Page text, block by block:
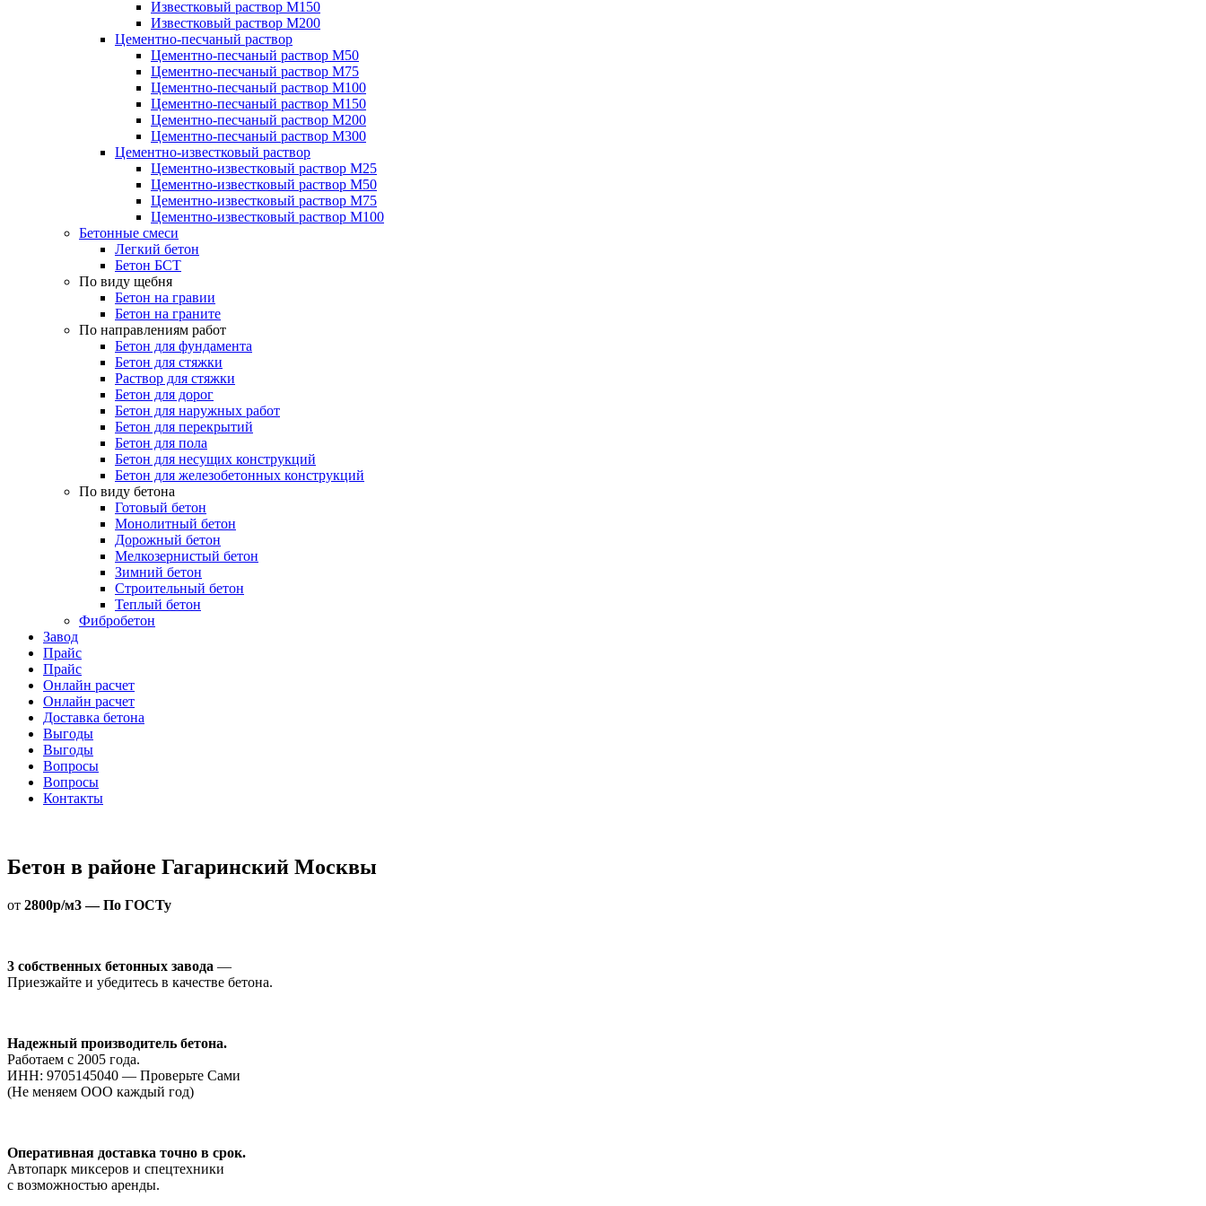
Известковый раствор М150
Известковый раствор М200
Цементно-песчаный раствор
Цементно-песчаный раствор М50
Цементно-песчаный раствор М75
Цементно-песчаный раствор М100
Цементно-песчаный раствор М150
Цементно-песчаный раствор М200
Цементно-песчаный раствор М300
Цементно-известковый раствор
Цементно-известковый раствор М25
Цементно-известковый раствор М50
Цементно-известковый раствор М75
Цементно-известковый раствор М100
Бетонные смеси
Легкий бетон
Бетон БСТ
По виду щебня
Бетон на гравии
Бетон на граните
По направлениям работ
Бетон для фундамента
Бетон для стяжки
Раствор для стяжки
Бетон для дорог
Бетон для наружных работ
Бетон для перекрытий
Бетон для пола
Бетон для несущих конструкций
Бетон для железобетонных конструкций
По виду бетона
Готовый бетон
Монолитный бетон
Дорожный бетон
Мелкозернистый бетон
Зимний бетон
Строительный бетон
Теплый бетон
Фибробетон
Завод
Прайс
Прайс
Онлайн расчет
Онлайн расчет
Доставка бетона
Выгоды
Выгоды
Вопросы
Вопросы
Контакты
Бетон в районе Гагаринский Москвы
от 2800р/м3 — По ГОСТу
3 собственных бетонных завода —
Приезжайте и убедитесь в качестве бетона.
Надежный производитель бетона.
Работаем с 2005 года.
ИНН: 9705145040 — Проверьте Сами
(Не меняем ООО каждый год)
Оперативная доставка точно в срок.
Автопарк миксеров и спецтехники
с возможностью аренды.